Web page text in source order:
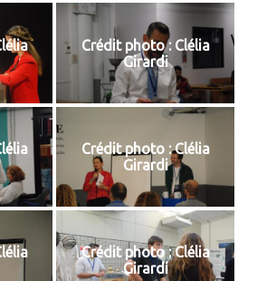
Crédit photo : Clélia
Girardi
Crédit photo : Clélia
Girardi
Crédit photo : Clélia
Girardi